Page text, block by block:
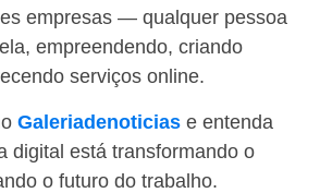
empresas — qualquer pessoa
empreendendo, criando
serviços online.
Galeriadenoticiase entenda
digital está transformando o
o futuro do trabalho.